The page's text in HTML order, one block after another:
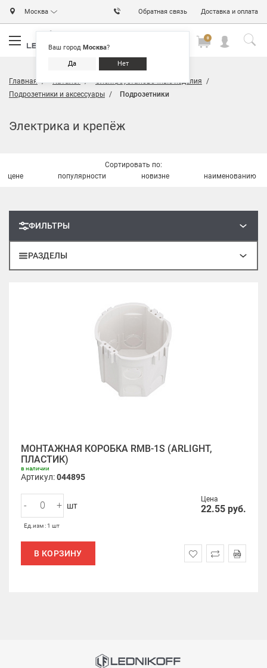
Москва
Ваш город Москва?
Да Нет
Обратная связь Доставка и оплата
0
Главная Каталог
Электроустановочные изделия
Подрозетники и аксессуары
Подрозетники
Электрика и крепёж
РАЗДЕЛЫ
ФИЛЬТРЫ
Сортировать по:
цене
популярности новизне наименованию
МОНТАЖНАЯ КОРОБКА RMB-1S (ARLIGHT,
ПЛАСТИК)
в наличии
Артикул:044895
Цена
22.55 руб.
- + шт
Ед.изм : 1 шт
В КОРЗИНУ